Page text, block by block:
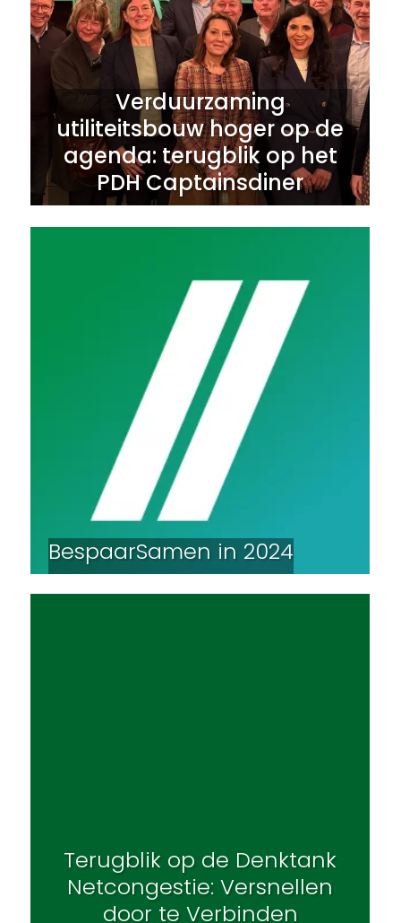
Verduurzaming
utiliteitsbouw hoger op de
agenda: terugblik op het
PDH Captainsdiner
BespaarSamen in 2024
Terugblik op de Denktank
Netcongestie: Versnellen
door te Verbinden